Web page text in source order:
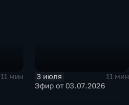
11 мин
3 июля
11 мин
Эфир от 03.07.2026